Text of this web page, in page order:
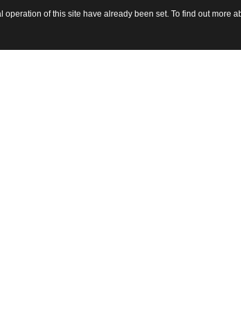
of this site have already been set. To find out more